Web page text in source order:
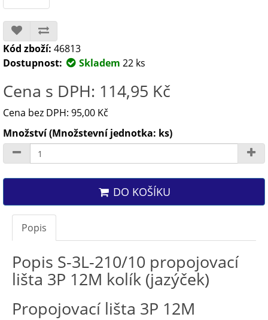
Kód zboží: 46813
Dostupnost:
Skladem 22 ks
Cena s DPH: 114,95 Kč
Cena bez DPH: 95,00 Kč
Množství (Množstevní jednotka: ks)
DO KOŠÍKU
Popis
Popis S-3L-210/10 propojovací
lišta 3P 12M kolík (jazýček)
Propojovací lišta 3P 12M